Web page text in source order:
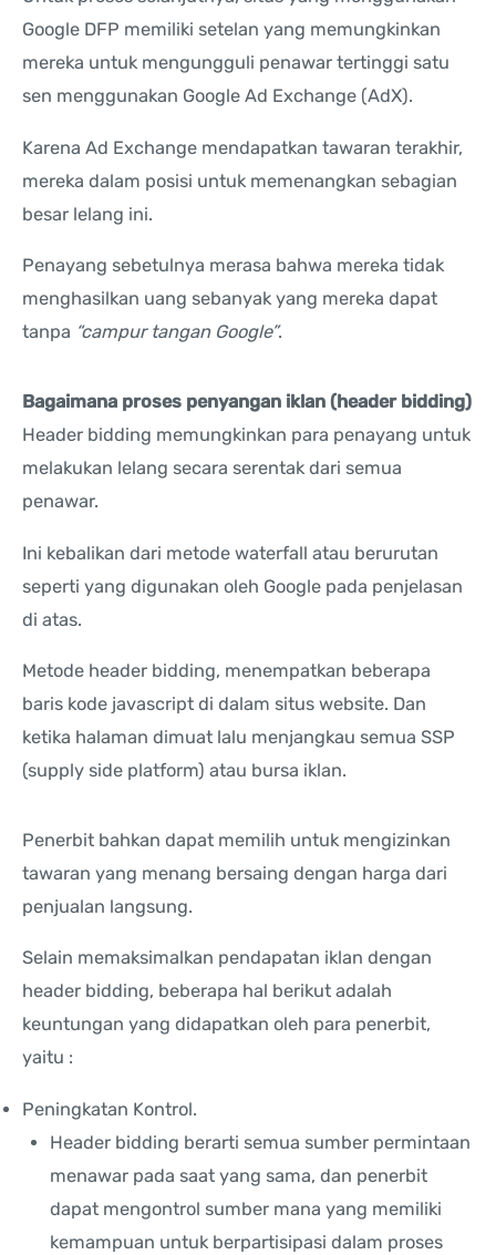
Google DFP memiliki setelan yang memungkinkan
mereka untuk mengungguli penawar tertinggi satu
sen menggunakan Google Ad Exchange (AdX).
Karena Ad Exchange mendapatkan tawaran terakhir,
mereka dalam posisi untuk memenangkan sebagian
besar lelang ini.
Penayang sebetulnya merasa bahwa mereka tidak
menghasilkan uang sebanyak yang mereka dapat
tanpa “campur tangan Google”.
Bagaimana proses penyangan iklan (header bidding)
Header bidding memungkinkan para penayang untuk
melakukan lelang secara serentak dari semua
penawar.
Ini kebalikan dari metode waterfall atau berurutan
seperti yang digunakan oleh Google pada penjelasan
di atas.
Metode header bidding, menempatkan beberapa
baris kode javascript di dalam situs website. Dan
ketika halaman dimuat lalu menjangkau semua SSP
(supply side platform) atau bursa iklan.
Penerbit bahkan dapat memilih untuk mengizinkan
tawaran yang menang bersaing dengan harga dari
penjualan langsung.
Selain memaksimalkan pendapatan iklan dengan
header bidding, beberapa hal berikut adalah
keuntungan yang didapatkan oleh para penerbit,
yaitu :
Peningkatan Kontrol.
Header bidding berarti semua sumber permintaan
menawar pada saat yang sama, dan penerbit
dapat mengontrol sumber mana yang memiliki
kemampuan untuk berpartisipasi dalam proses